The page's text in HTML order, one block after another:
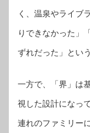
く、温泉やライブ
りできなかった」
ずれだった」とい
一方で、「界」は
視した設計になっ
連れのファミリー